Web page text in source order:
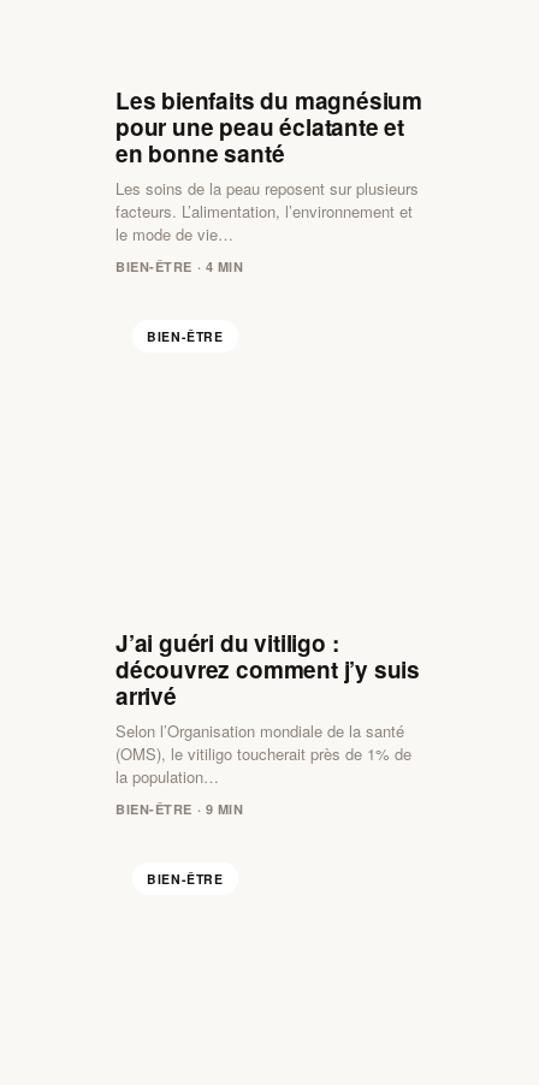
Les bienfaits du magnésium
pour une peau éclatante et
en bonne santé
Les soins de la peau reposent sur plusieurs
facteurs. L’alimentation, l’environnement et
le mode de vie…
BIEN-ÊTRE · 4 MIN
BIEN-ÊTRE
J’ai guéri du vitiligo :
découvrez comment j’y suis
arrivé
Selon l’Organisation mondiale de la santé
(OMS), le vitiligo toucherait près de 1% de
la population…
BIEN-ÊTRE · 9 MIN
BIEN-ÊTRE